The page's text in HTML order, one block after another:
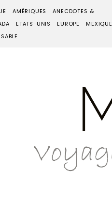
AMÉRIQUES
ANECDOTES &
ETATS-UNIS EUROPE
MEXIQUE